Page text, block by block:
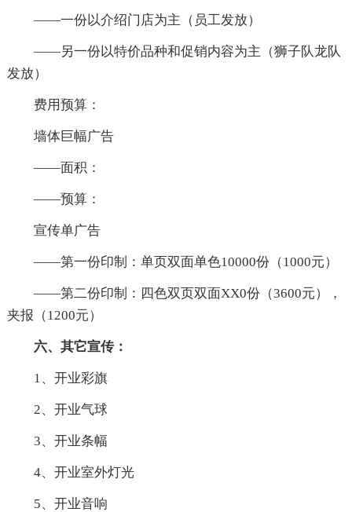
——一份以介绍门店为主（员工发放）
——另一份以特价品种和促销内容为主（狮子队龙队
发放）
费用预算：
墙体巨幅广告
——面积：
——预算：
宣传单广告
——第一份印制：单页双面单色10000份（1000元）
——第二份印制：四色双页双面XX0份（3600元），
夹报（1200元）
六、其它宣传：
1、开业彩旗
2、开业气球
3、开业条幅
4、开业室外灯光
5、开业音响